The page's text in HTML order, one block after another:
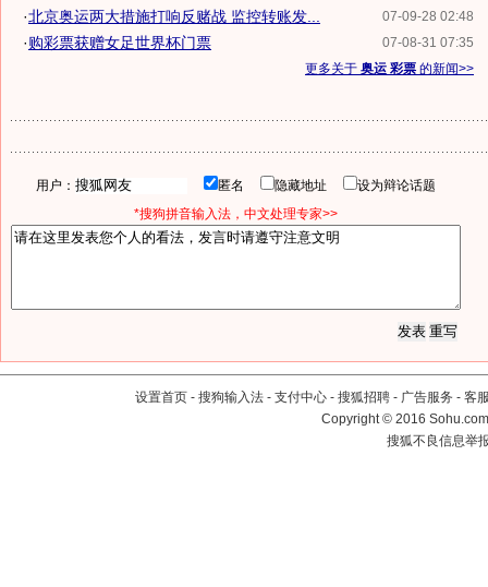
07-09-28 02:48
·北京奥运两大措施打响反赌战 监控转账发...
07-08-31 07:35
·购彩票获赠女足世界杯门票
更多关于 奥运 彩票 的新闻>>
用户： 匿名 隐藏地址
设为辩论话题
*搜狗拼音输入法，中文处理专家>>
设置首页 - 搜狗输入法 - 支付中心 - 搜狐招聘 - 广告服务 - 客
Copyright©2016
搜狐不良信息举